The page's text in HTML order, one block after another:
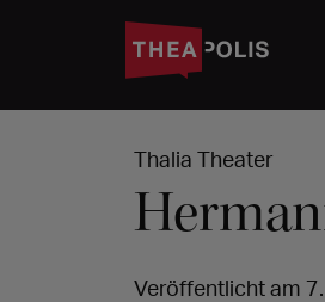
Thalia Theater
Veröffentlicht am